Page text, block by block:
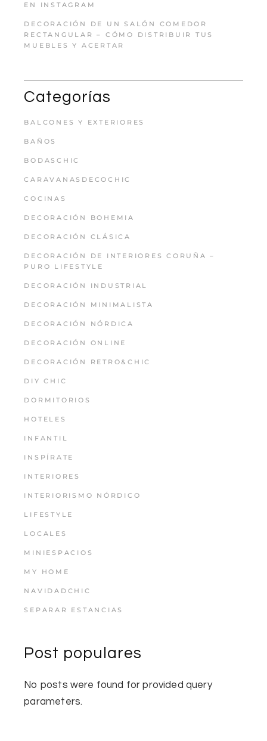
EN INSTAGRAM
DECORACIÓN DE UN SALÓN COMEDOR
RECTANGULAR – CÓMO DISTRIBUIR TUS
MUEBLES Y ACERTAR
Categorías
BALCONES Y EXTERIORES
BAÑOS
BODASCHIC
CARAVANASDECOCHIC
COCINAS
DECORACIÓN BOHEMIA
DECORACIÓN CLÁSICA
DECORACIÓN DE INTERIORES CORUÑA –
PURO LIFESTYLE
DECORACIÓN INDUSTRIAL
DECORACIÓN MINIMALISTA
DECORACIÓN NÓRDICA
DECORACIÓN ONLINE
DECORACIÓN RETRO&CHIC
DIY CHIC
DORMITORIOS
HOTELES
INFANTIL
INSPÍRATE
INTERIORES
INTERIORISMO NÓRDICO
LIFESTYLE
LOCALES
MINIESPACIOS
MY HOME
NAVIDADCHIC
SEPARAR ESTANCIAS
Post populares
No posts were found for provided query
parameters.